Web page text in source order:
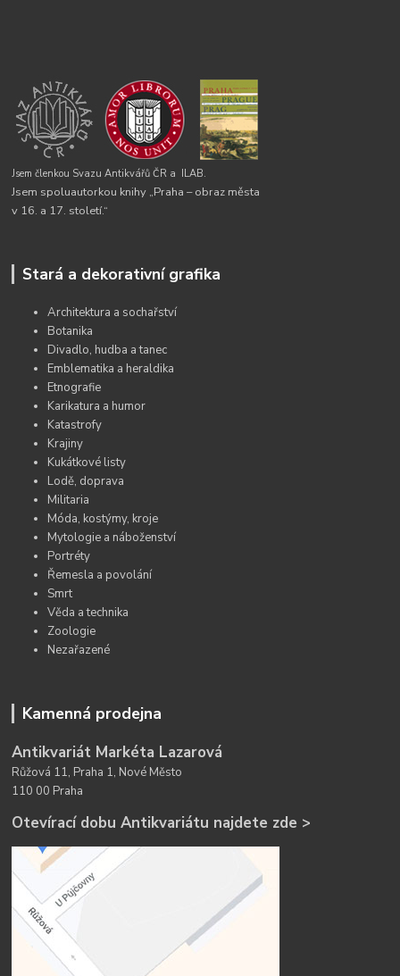
Jsem členkou Svazu Antikvářů ČR a ILAB.
Jsem spoluautorkou knihy „Praha – obraz města
v 16. a 17. století.“
Stará a dekorativní grafika
Architektura a sochařství
Botanika
Divadlo, hudba a tanec
Emblematika a heraldika
Etnografie
Karikatura a humor
Katastrofy
Krajiny
Kukátkové listy
Lodě, doprava
Militaria
Móda, kostýmy, kroje
Mytologie a náboženství
Portréty
Řemesla a povolání
Smrt
Věda a technika
Zoologie
Nezařazené
Kamenná prodejna
Antikvariát Markéta Lazarová
Růžová 11, Praha 1, Nové Město
110 00 Praha
Otevírací dobu Antikvariátu najdete zde >